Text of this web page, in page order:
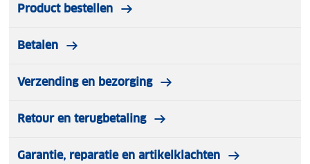
Product bestellen
Betalen
Verzending en bezorging
Retour en terugbetaling
Garantie, reparatie en artikelklachten